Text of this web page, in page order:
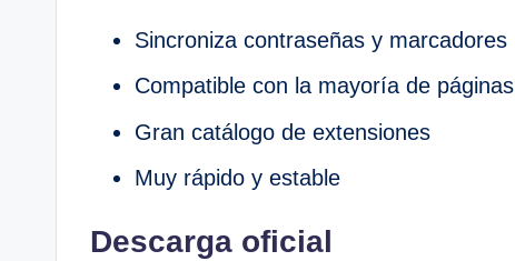
Sincroniza contraseñas y marcadores
Compatible con la mayoría de páginas
Gran catálogo de extensiones
Muy rápido y estable
Descarga oficial